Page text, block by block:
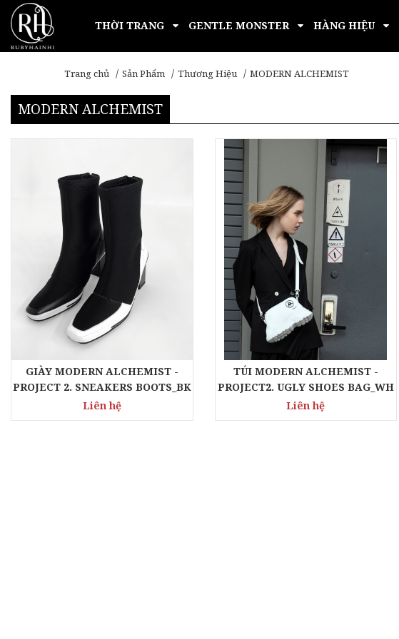
THỜI TRANG GENTLE MONSTER HÀNG HIỆU
Trang chủ Sản Phẩm Thương Hiệu MODERN ALCHEMIST
MODERN ALCHEMIST
GIÀY MODERN ALCHEMIST -
PROJECT 2. SNEAKERS BOOTS_BK
Liên hệ
TÚI MODERN ALCHEMIST -
PROJECT2. UGLY SHOES BAG_WH
Liên hệ